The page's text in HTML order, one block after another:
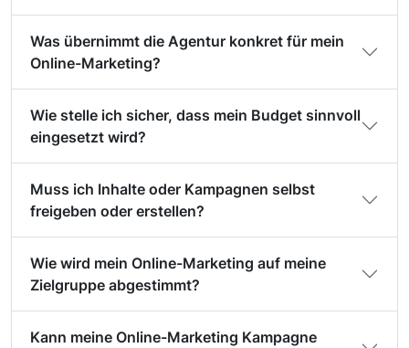
Was übernimmt die Agentur konkret für mein
Online-Marketing?
Wie stelle ich sicher, dass mein Budget sinnvoll
eingesetzt wird?
Muss ich Inhalte oder Kampagnen selbst
freigeben oder erstellen?
Wie wird mein Online-Marketing auf meine
Zielgruppe abgestimmt?
Kann meine Online-Marketing Kampagne